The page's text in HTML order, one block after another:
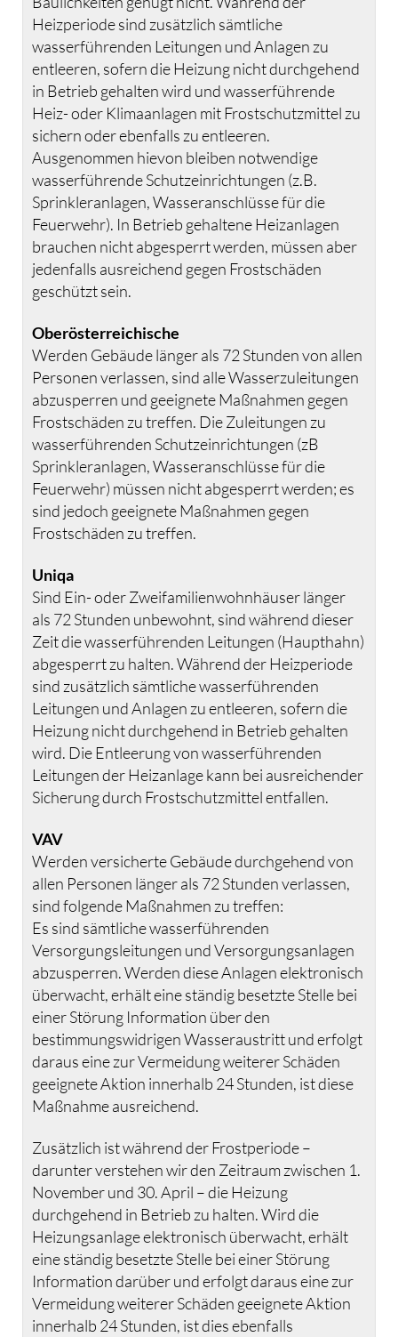
Heizperiode sind zusätzlich sämtliche
wasserführenden Leitungen und Anlagen zu
entleeren, sofern die Heizung nicht durchgehend
in Betrieb gehalten wird und wasserführende
Heiz- oder Klimaanlagen mit Frostschutzmittel zu
sichern oder ebenfalls zu entleeren.
Ausgenommen hievon bleiben notwendige
wasserführende Schutzeinrichtungen (z.B.
Sprinkleranlagen, Wasseranschlüsse für die
Feuerwehr). In Betrieb gehaltene Heizanlagen
brauchen nicht abgesperrt werden, müssen aber
jedenfalls ausreichend gegen Frostschäden
geschützt sein.
Oberösterreichische
Werden Gebäude länger als 72 Stunden von allen
Personen verlassen, sind alle Wasserzuleitungen
abzusperren und geeignete Maßnahmen gegen
Frostschäden zu treffen. Die Zuleitungen zu
wasserführenden Schutzeinrichtungen (zB
Sprinkleranlagen, Wasseranschlüsse für die
Feuerwehr) müssen nicht abgesperrt werden; es
sind jedoch geeignete Maßnahmen gegen
Frostschäden zu treffen.
Uniqa
Sind Ein- oder Zweifamilienwohnhäuser länger
als 72 Stunden unbewohnt, sind während dieser
Zeit die wasserführenden Leitungen (Haupthahn)
abgesperrt zu halten. Während der Heizperiode
sind zusätzlich sämtliche wasserführenden
Leitungen und Anlagen zu entleeren, sofern die
Heizung nicht durchgehend in Betrieb gehalten
wird. Die Entleerung von wasserführenden
Leitungen der Heizanlage kann bei ausreichender
Sicherung durch Frostschutzmittel entfallen.
VAV
Werden versicherte Gebäude durchgehend von
allen Personen länger als 72 Stunden verlassen,
sind folgende Maßnahmen zu treffen:
Es sind sämtliche wasserführenden
Versorgungsleitungen und Versorgungsanlagen
abzusperren. Werden diese Anlagen elektronisch
überwacht, erhält eine ständig besetzte Stelle bei
einer Störung Information über den
bestimmungswidrigen Wasseraustritt und erfolgt
daraus eine zur Vermeidung weiterer Schäden
geeignete Aktion innerhalb 24 Stunden, ist diese
Maßnahme ausreichend.
Zusätzlich ist während der Frostperiode –
darunter verstehen wir den Zeitraum zwischen 1.
November und 30. April – die Heizung
durchgehend in Betrieb zu halten. Wird die
Heizungsanlage elektronisch überwacht, erhält
eine ständig besetzte Stelle bei einer Störung
Information darüber und erfolgt daraus eine zur
Vermeidung weiterer Schäden geeignete Aktion
innerhalb 24 Stunden, ist dies ebenfalls